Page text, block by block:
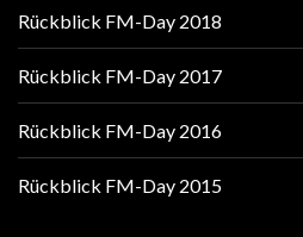
Rückblick FM-Day 2018
Rückblick FM-Day 2017
Rückblick FM-Day 2016
Rückblick FM-Day 2015